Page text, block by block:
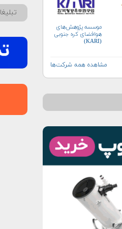
موسسه پژوهش‌های
هوافضای کره جنوبی
(KARI)
مشاهده همه شرکت‌ها